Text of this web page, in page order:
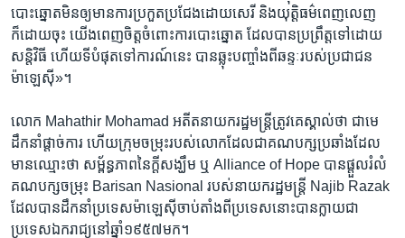
បោះឆ្នោត​មិន​ឲ្យ​មាន​ការប្រកួត​ប្រជែង​ដោយ​សេរី​ និង​យុត្តិធម៌​ពេញលេញ​
ក៏ដោយ​ចុះ​ ​យើង​ពេញចិត្ត​ចំពោះ​ការបោះឆ្នោត​ ដែល​បាន​ប្រព្រឹត្ត​ទៅ​ដោយ​
សន្តិវិធី​ ហើយ​ទីបំផុត​ទៅ​ការណ៍​នេះ បាន​ឆ្លុះ​បញ្ចាំងពី​ឆន្ទៈ​របស់​ប្រជាជន​
ម៉ាឡេស៊ី»។
លោក​ ​Mahathir Mohamad​ ​អតីត​នាយក​រដ្ឋ​មន្រ្តីត្រូវគេ​ស្គាល់​ថា ជា​មេ
ដឹកនាំ​ផ្តាច់ការ ​ហើយ​ក្រុម​ចម្រុះ​របស់​លោក​ដែល​ជា​គណបក្ស​ប្រឆាំង​ដែល​
មាន​ឈ្មោះ​ថា ​សម្ព័ន្ធភាព​នៃ​ក្តី​សង្ឃឹម ឬ Alliance of Hope បាន​ផ្តួល​រំលំ​
គណបក្ស​ចម្រុះ Barisan Nasional របស់​នាយក​រដ្ឋមន្រ្តី Najib Razak
ដែល​បាន​ដឹកនាំ​ប្រទេស​ម៉ាឡេស៊ី​ចាប់​តាំង​ពី​ប្រទេស​នោះ​បាន​ក្លាយ​ជា​
ប្រទេស​ឯករាជ្យ​នៅ​ឆ្នាំ​១៩៥៧​មក។​